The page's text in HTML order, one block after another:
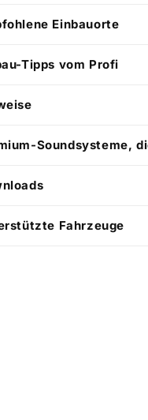
Einbauorte
Tipps vom Profi
Soundsysteme,
Fahrzeuge